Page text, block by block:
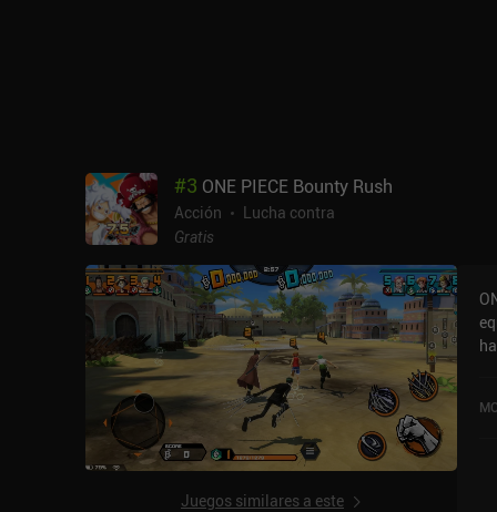
#3 ONE PIECE Bounty Rush
Acción
Lucha contra
Gratis
Juegos similares a este